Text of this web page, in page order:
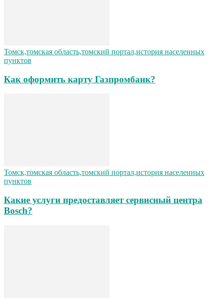
Томск,томская область,томский портал,история населенных
пунктов
Как оформить карту Газпромбанк?
Томск,томская область,томский портал,история населенных
пунктов
Какие услуги предоставляет сервисный центра
Bosch?